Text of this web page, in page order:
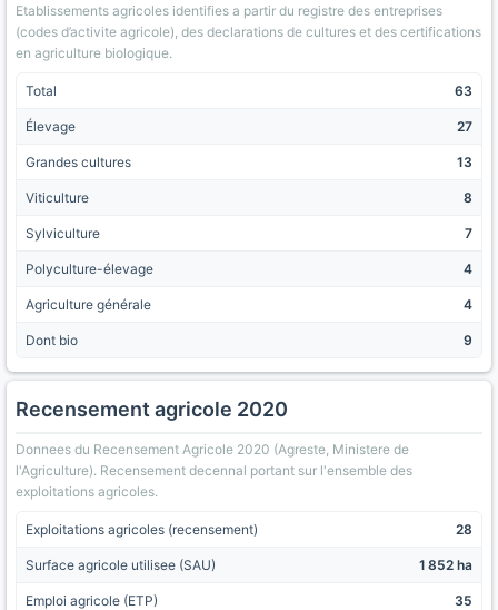
Etablissements agricoles identifies a partir du registre des entreprises
(codes d’activite agricole), des declarations de cultures et des certifications
en agriculture biologique.
Total 63
Élevage 27
Grandes cultures 13
Viticulture 8
Sylviculture 7
Polyculture-élevage 4
Agriculture générale 4
Dont bio 9
Recensement agricole 2020
Donnees du Recensement Agricole 2020 (Agreste, Ministere de
l'Agriculture). Recensement decennal portant sur l'ensemble des
exploitations agricoles.
Exploitations agricoles (recensement) 28
Surface agricole utilisee (SAU) 1 852 ha
Emploi agricole (ETP) 35